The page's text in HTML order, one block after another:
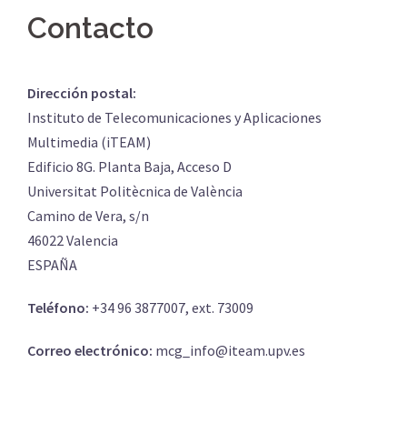
Contacto
Dirección postal:
Instituto de Telecomunicaciones y Aplicaciones
Multimedia (iTEAM)
Edificio 8G. Planta Baja, Acceso D
Universitat Politècnica de València
Camino de Vera, s/n
46022 Valencia
ESPAÑA
Teléfono: +34 96 3877007, ext. 73009
Correo electrónico: mcg_info@iteam.upv.es